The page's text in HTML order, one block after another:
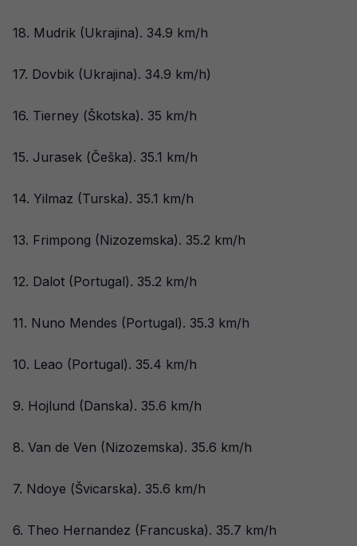
18. Mudrik (Ukrajina). 34.9 km/h
17. Dovbik (Ukrajina). 34.9 km/h)
16. Tierney (Škotska). 35 km/h
15. Jurasek (Češka). 35.1 km/h
14. Yilmaz (Turska). 35.1 km/h
13. Frimpong (Nizozemska). 35.2 km/h
12. Dalot (Portugal). 35.2 km/h
11. Nuno Mendes (Portugal). 35.3 km/h
10. Leao (Portugal). 35.4 km/h
9. Hojlund (Danska). 35.6 km/h
8. Van de Ven (Nizozemska). 35.6 km/h
7. Ndoye (Švicarska). 35.6 km/h
6. Theo Hernandez (Francuska). 35.7 km/h